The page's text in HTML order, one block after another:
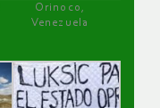
Orinoco,
Venezuela